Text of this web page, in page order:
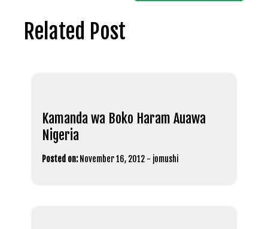
Related Post
Kamanda wa Boko Haram Auawa
Nigeria
Posted on: November 16, 2012 - jomushi